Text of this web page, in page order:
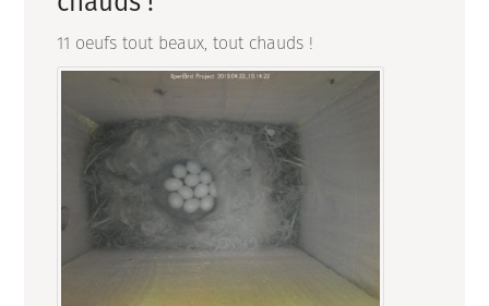
11 oeufs tout beaux, tout chauds !